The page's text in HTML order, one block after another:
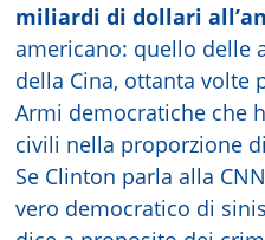
miliardi di dollari
americano: quello delle
della Cina, ottanta volte
Armi democratiche che
civili nella proporzione
Se Clinton parla alla
vero democratico di